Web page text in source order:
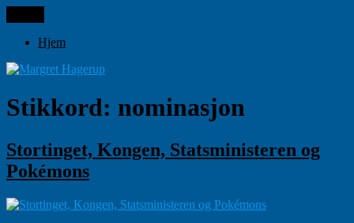
til
innhold
Margret Hagerup
Hjem
Stikkord: nominasjon
Stortinget, Kongen, Statsministeren og
Pokémons